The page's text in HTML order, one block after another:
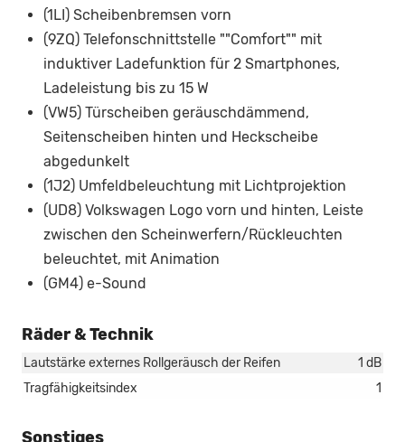
(1LI) Scheibenbremsen vorn
(9ZQ) Telefonschnittstelle ""Comfort"" mit
induktiver Ladefunktion für 2 Smartphones,
Ladeleistung bis zu 15 W
(VW5) Türscheiben geräuschdämmend,
Seitenscheiben hinten und Heckscheibe
abgedunkelt
(1J2) Umfeldbeleuchtung mit Lichtprojektion
(UD8) Volkswagen Logo vorn und hinten, Leiste
zwischen den Scheinwerfern/Rückleuchten
beleuchtet, mit Animation
(GM4) e-Sound
Räder & Technik
Lautstärke externes Rollgeräusch der Reifen
1 dB
Tragfähigkeitsindex
1
Sonstiges